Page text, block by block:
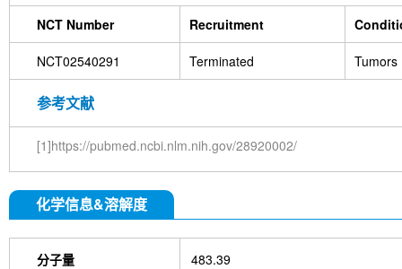
NCT Number Recruitment
NCT02540291 Terminated Tumors
参考文献
[1]https://pubmed.ncbi.nlm.nih.gov/28920002/
化学信息&溶解度
分子量 483.39